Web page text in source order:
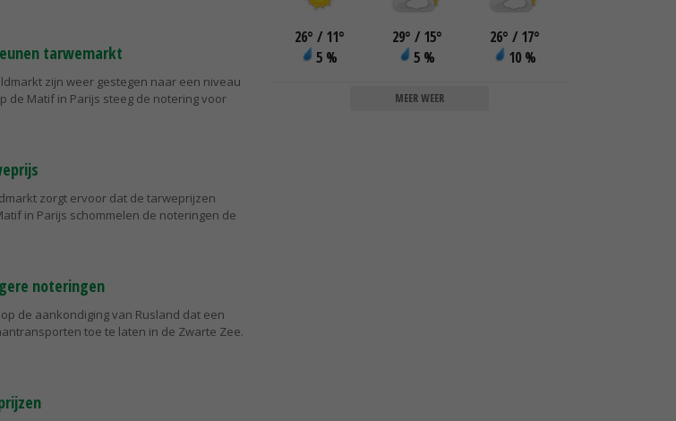
tarwemarkt
zijn weer gestegen naar een niveau
de Matif in Parijs steeg de notering voor
zorgt ervoor dat de tarweprijzen
in Parijs schommelen de noteringen de
noteringen
de aankondiging van Rusland dat een
toe te laten in de Zwarte Zee.
26° / 11°
5 %
29° / 15°
5 %
26° / 17°
10 %
MEER WEER